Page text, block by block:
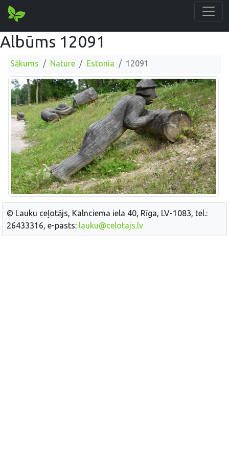
Albūms 12091
Sākums Nature Estonia 12091
© Lauku ceļotājs, Kalnciema iela 40, Rīga, LV-1083, tel.:
26433316, e-pasts: lauku@celotajs.lv